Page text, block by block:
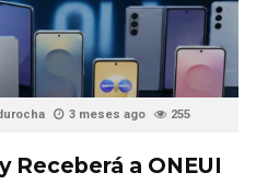
3 meses ago 255
Receberá a ONEUI